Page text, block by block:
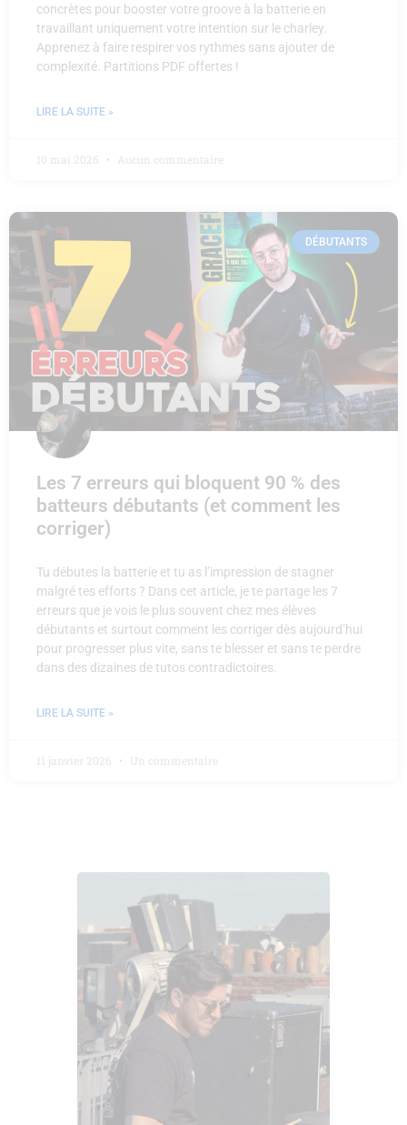
concrètes pour booster votre groove à la batterie en
travaillant uniquement votre intention sur le charley.
Apprenez à faire respirer vos rythmes sans ajouter de
complexité. Partitions PDF offertes !
LIRE LA SUITE »
10 mai 2026 Aucun commentaire
DÉBUTANTS
Les 7 erreurs qui bloquent 90 % des
batteurs débutants (et comment les
corriger)
Tu débutes la batterie et tu as l’impression de stagner
malgré tes efforts ? Dans cet article, je te partage les 7
erreurs que je vois le plus souvent chez mes élèves
débutants et surtout comment les corriger dès aujourd’hui
pour progresser plus vite, sans te blesser et sans te perdre
dans des dizaines de tutos contradictoires.
LIRE LA SUITE »
11 janvier 2026 Un commentaire